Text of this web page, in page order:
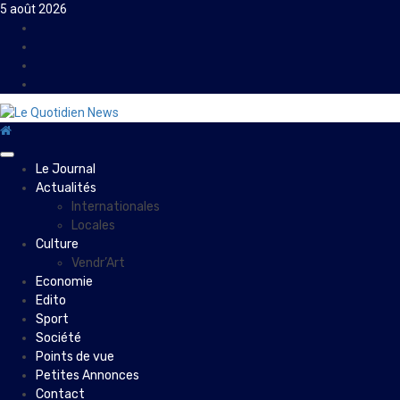
Skip
content
5 août 2026
PrimaryLe Journal
Actualités
Internationales
Locales
Culture
Vendr’Art
Economie
Edito
Sport
Société
Points de vue
Petites Annonces
Contact